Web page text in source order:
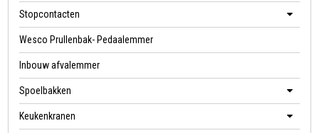
Stopcontacten
Wesco Prullenbak- Pedaalemmer
Inbouw afvalemmer
Spoelbakken
Keukenkranen